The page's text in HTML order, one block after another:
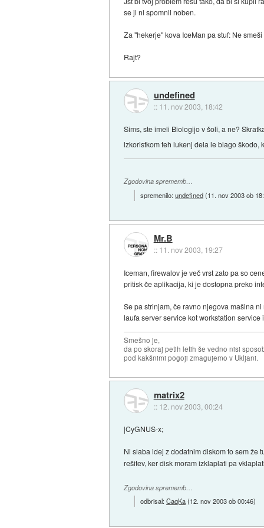
se ji ni spomnil noben.
Za "hekerje" kova IceMan pa stuf: Ne
Rajt?
undefined
:: 11. nov 2003, 18:42
Sims, ste imeli Biologijo v šoli, a ne?
izkoristkom teh lukenj dela le blago
Zgodovina sprememb…
spremenilo:undefined(11. nov 2003 ob
Mr.B
:: 11. nov 2003, 19:27
Iceman, firewalov je več vrst zato pa so
pritisk če aplikacija, ki je dostopna preko
Se pa strinjam, če ravno njegova mašina
laufa server service kot workstation
Smešno je,
da po skoraj petih letih še vedno nisi
pod kakšnimi pogoji zmagujemo v Ukljani.
matrix2
:: 12. nov 2003, 00:24
|CyGNUS-x;
Ni slaba idej z dodatnim diskom to sem
rešitev, ker disk moram izklaplati pa
Zgodovina sprememb…
odbrisal:CaqKa(12. nov 2003 ob 00:46)